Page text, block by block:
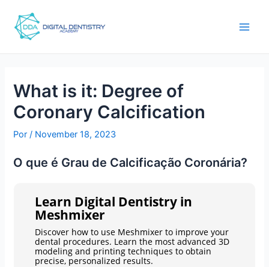
para
What is it: Degree of
Coronary Calcification
Por/ November 18, 2023
O que é Grau de Calcificação Coronária?
Learn Digital Dentistry in
Meshmixer
Discover how to use Meshmixer to improve your
dental procedures. Learn the most advanced 3D
modeling and printing techniques to obtain
precise, personalized results.
navigation